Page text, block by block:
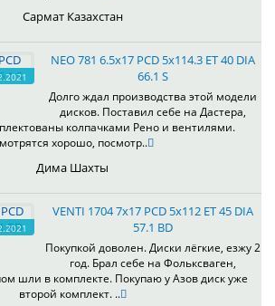
Сармат Казахстан
NEO 781 6.5x17 PCD 5x114.3 ET 40 DIA
66.1 S
Долго ждал производства этой модели
дисков. Поставил себе на Дастера,
колпачками Рено и вентилями.
хорошо, посмотр..
Дима Шахты
VENTI 1704 7x17 PCD 5x112 ET 45 DIA
57.1 BD
Покупкой доволен. Диски лёгкие, езжу 2
год. Брал себе на Фольксваген,
шли в комплекте. Покупаю у Азов диск уже
второй комплект. ..